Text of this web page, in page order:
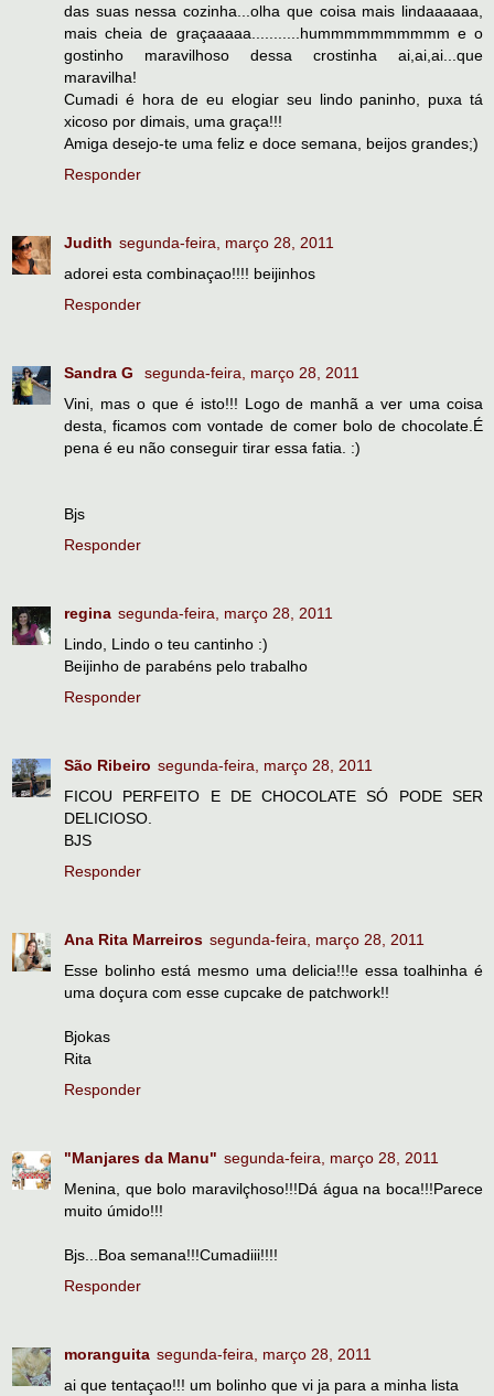
das suas nessa cozinha...olha que coisa mais lindaaaaaa,
mais cheia de graçaaaaa...........hummmmmmmmmm e o
gostinho maravilhoso dessa crostinha ai,ai,ai...que
maravilha!
Cumadi é hora de eu elogiar seu lindo paninho, puxa tá
xicoso por dimais, uma graça!!!
Amiga desejo-te uma feliz e doce semana, beijos grandes;)
Responder
Judith segunda-feira, março 28, 2011
adorei esta combinaçao!!!! beijinhos
Responder
Sandra G
segunda-feira, março 28, 2011
Vini, mas o que é isto!!! Logo de manhã a ver uma coisa
desta, ficamos com vontade de comer bolo de chocolate.É
pena é eu não conseguir tirar essa fatia. :)
Bjs
Responder
regina segunda-feira, março 28, 2011
Lindo, Lindo o teu cantinho :)
Beijinho de parabéns pelo trabalho
Responder
São Ribeiro segunda-feira, março 28, 2011
FICOU PERFEITO E DE CHOCOLATE SÓ PODE SER
DELICIOSO.
BJS
Responder
Ana Rita Marreiros segunda-feira, março 28, 2011
Esse bolinho está mesmo uma delicia!!!e essa toalhinha é
uma doçura com esse cupcake de patchwork!!
Bjokas
Rita
Responder
"Manjares da Manu" segunda-feira, março 28, 2011
Menina, que bolo maravilçhoso!!!Dá água na boca!!!Parece
muito úmido!!!
Bjs...Boa semana!!!Cumadiii!!!!
Responder
moranguita segunda-feira, março 28, 2011
ai que tentaçao!!! um bolinho que vi ja para a minha lista